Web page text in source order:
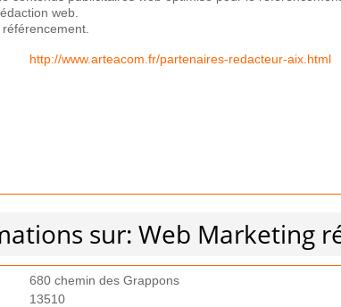
web.
http://www.arteacom.fr/partenaires-redacteur-aix.html
sur: Web Marketing
680 chemin des Grappons
13510